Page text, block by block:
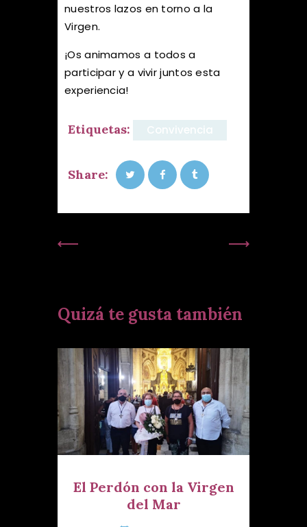
nuestros lazos en torno a la
Virgen.
¡Os animamos a todos a
participar y a vivir juntos esta
experiencia!
Etiquetas: Convivencia
Share:
Quizá te gusta también
El Perdón con la Virgen
del Mar